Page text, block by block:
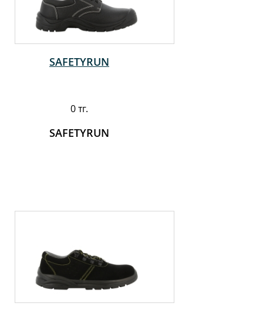
SAFETYRUN
0 тг.
SAFETYRUN